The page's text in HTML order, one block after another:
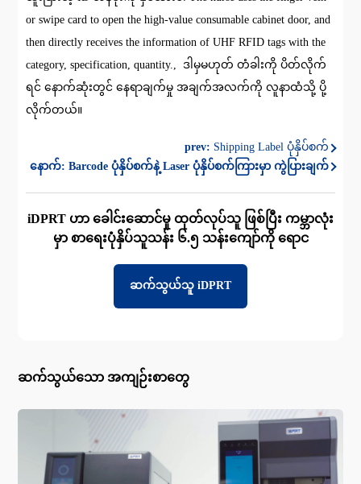
or swipe card to open the high-value consumable cabinet door, and
then directly receives the information of UHF RFID tags with the
category, specification, quantity., ဒါမှမဟုတ် တံခါးကို ပိတ်လိုက်
ရင် နောက်ဆုံးတွင် နေရာချက်မှု အချက်အလက်ကို လူနာထံသို့ ပို့
လိုက်တယ်။
prev: Shipping Label ပုံနှိပ်စက်
နောက်: Barcode ပုံနှိပ်စက်နဲ့ Laser ပုံနှိပ်စက်ကြားမှာ ကွဲပြားချက်
iDPRT ဟာ ခေါင်းဆောင်မှု ထုတ်လုပ်သူ ဖြစ်ပြီး ကမ္ဘာလုံး
မှာ စာရေးပုံနှိပ်သူသန်း ၆.၅ သန်းကျော်ကို ရောင
ဆက်သွယ်သူ iDPRT
ဆက်သွယ်သော အကျဉ်းစာတွေ